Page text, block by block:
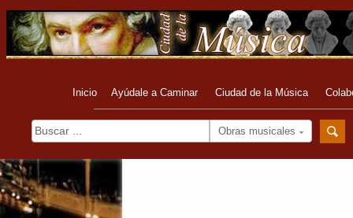
Inicio Ayúdale a Caminar Ciudad de la Música
Obras musicales